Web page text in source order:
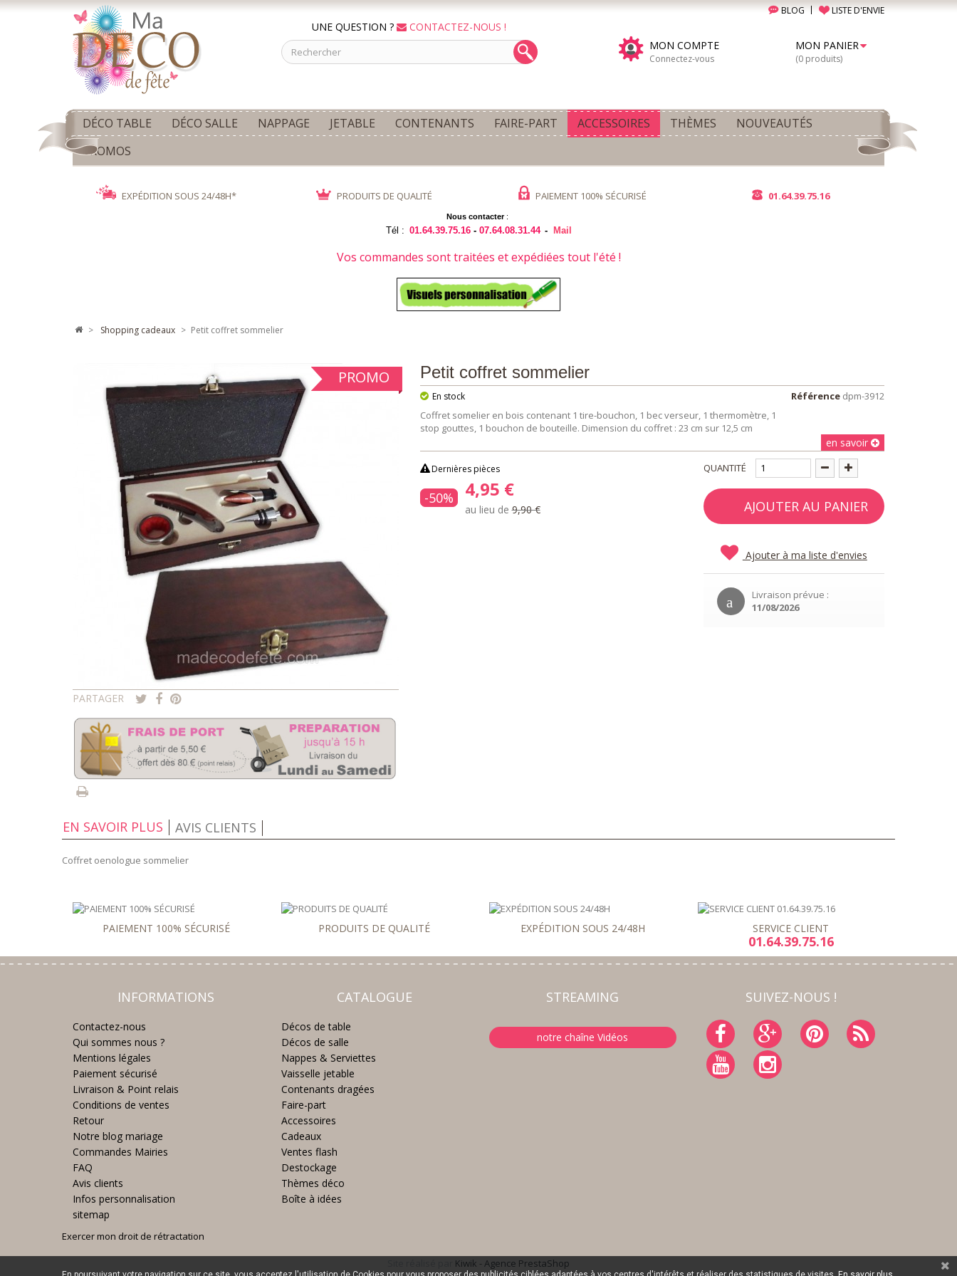
BLOG LISTE D'ENVIE
UNE QUESTION ?
CONTACTEZ-NOUS !
MON COMPTE
Connectez-vous
MON PANIER
(0 produits)
DÉCO TABLE DÉCO SALLE NAPPAGE JETABLE CONTENANTS FAIRE-PART ACCESSOIRES THÈMES
NOUVEAUTÉS
PROMOS
EXPÉDITION SOUS 24/48H* PRODUITS DE QUALITÉ PAIEMENT 100% SÉCURISÉ 01.64.39.75.16
Nous contacter:
Tél : 01.64.39.75.16 -07.64.08.31.44 - Mail
Vos commandes sont traitées et expédiées tout l'été !
> shopping cadeaux > Petit coffret sommelier
PROMO
PARTAGER
Petit coffret sommelier
Référence dpm-3912
En stock
Coffret somelier en bois contenant 1 tire-bouchon, 1 bec verseur, 1 thermomètre, 1
stop gouttes, 1 bouchon de bouteille. Dimension du coffret : 23 cm sur 12,5 cm
en savoir
Dernières pièces
-50% 4,95 €
au lieu de9,90 €
QUANTITÉ
AJOUTER AU PANIER
Ajouter à ma liste d'envies
Livraison prévue :
11/08/2026
EN SAVOIR PLUS AVIS CLIENTS
Coffret oenologue sommelier
PAIEMENT 100% SÉCURISÉ PRODUITS DE QUALITÉ EXPÉDITION SOUS 24/48H SERVICE CLIENT
01.64.39.75.16
INFORMATIONS
Contactez-nous
Qui sommes nous ?
Mentions légales
Paiement sécurisé
Livraison & Point relais
Conditions de ventes
Retour
Notre blog mariage
Commandes Mairies
FAQ
Avis clients
Infos personnalisation
sitemap
CATALOGUE
Décos de table
Décos de salle
Nappes & Serviettes
Vaisselle jetable
Contenants dragées
Faire-part
Accessoires
Cadeaux
Ventes flash
Destockage
Thèmes déco
Boîte à idées
STREAMING
notre chaîne Vidéos
SUIVEZ-NOUS !
Exercer mon droit de rétractation
Kiwik - Agence PrestaShop